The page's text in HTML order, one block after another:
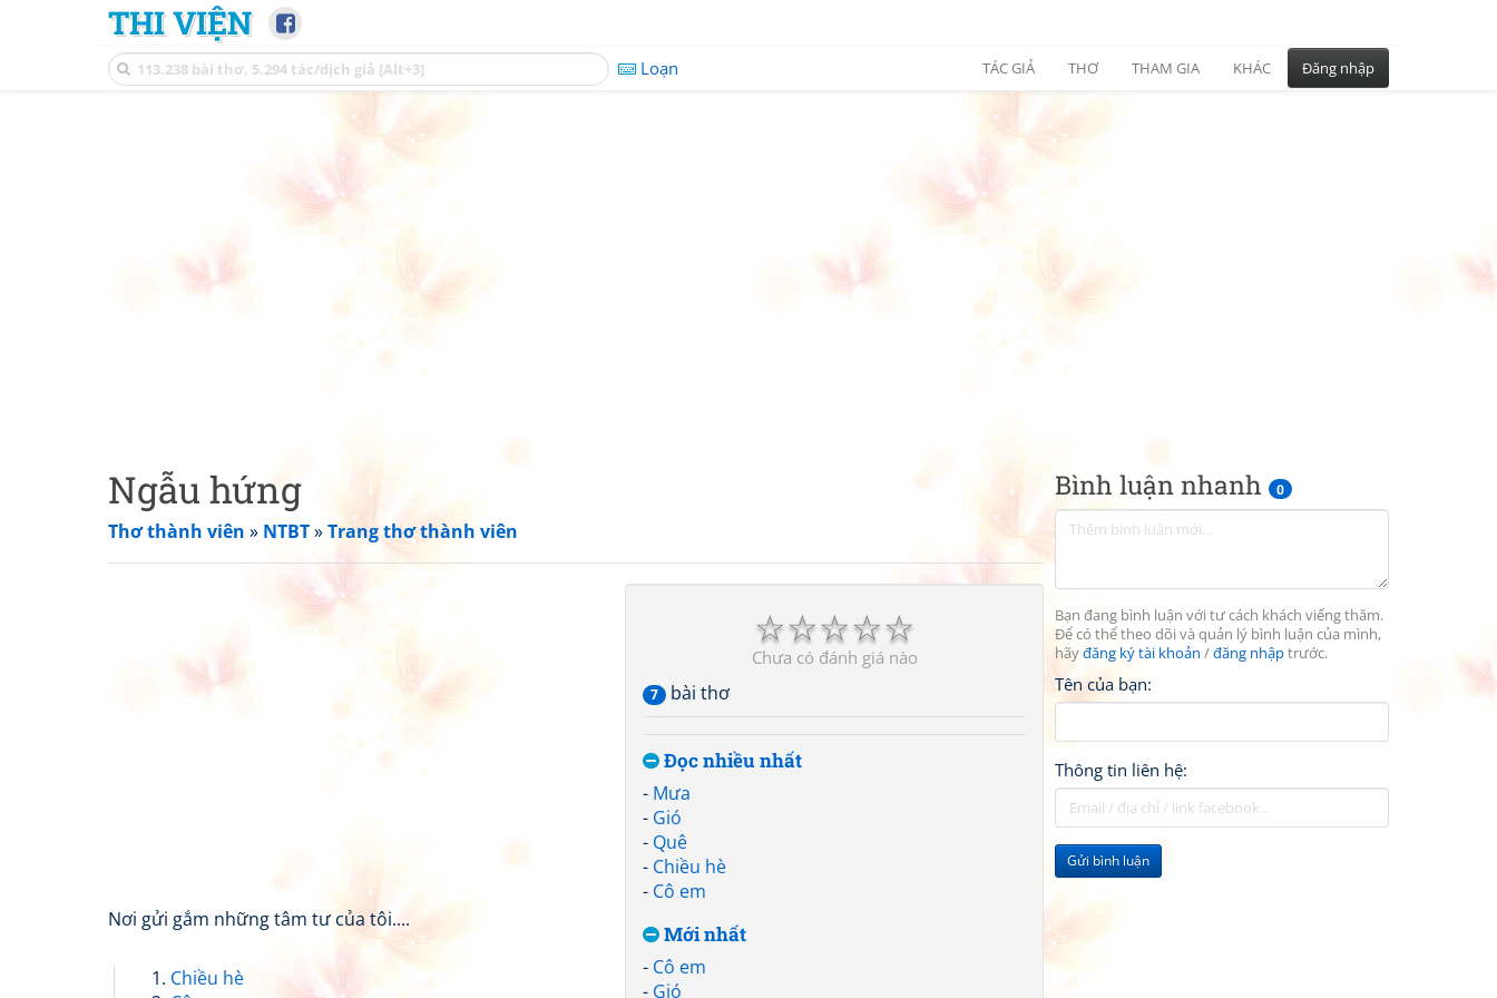
THI VIỆN
Loạn TÁC GIẢ THƠ THAM GIA KHÁC Đăng nhập
Bình luận nhanh 0
Bạn đang bình luận với tư cách khách viếng thăm.
Để có thể theo dõi và quản lý bình luận của mình,
hãyđăng ký tài khoản /đăng nhậptrước.
Tên của bạn:
Thông tin liên hệ:
Gửi bình luận
Ngẫu hứng
Thơ thành viên » NTBT»Trang thơ thành viên
☆
☆
☆
☆
☆
Chưa có đánh giá nào
7 bài thơ
Đọc nhiều nhất
- Mưa
- Gió
- Quê
- Chiều hè
- Cô em
Mới nhất
- Cô em
- Gió
Nơi gửi gắm những tâm tư của tôi....
Chiều hè